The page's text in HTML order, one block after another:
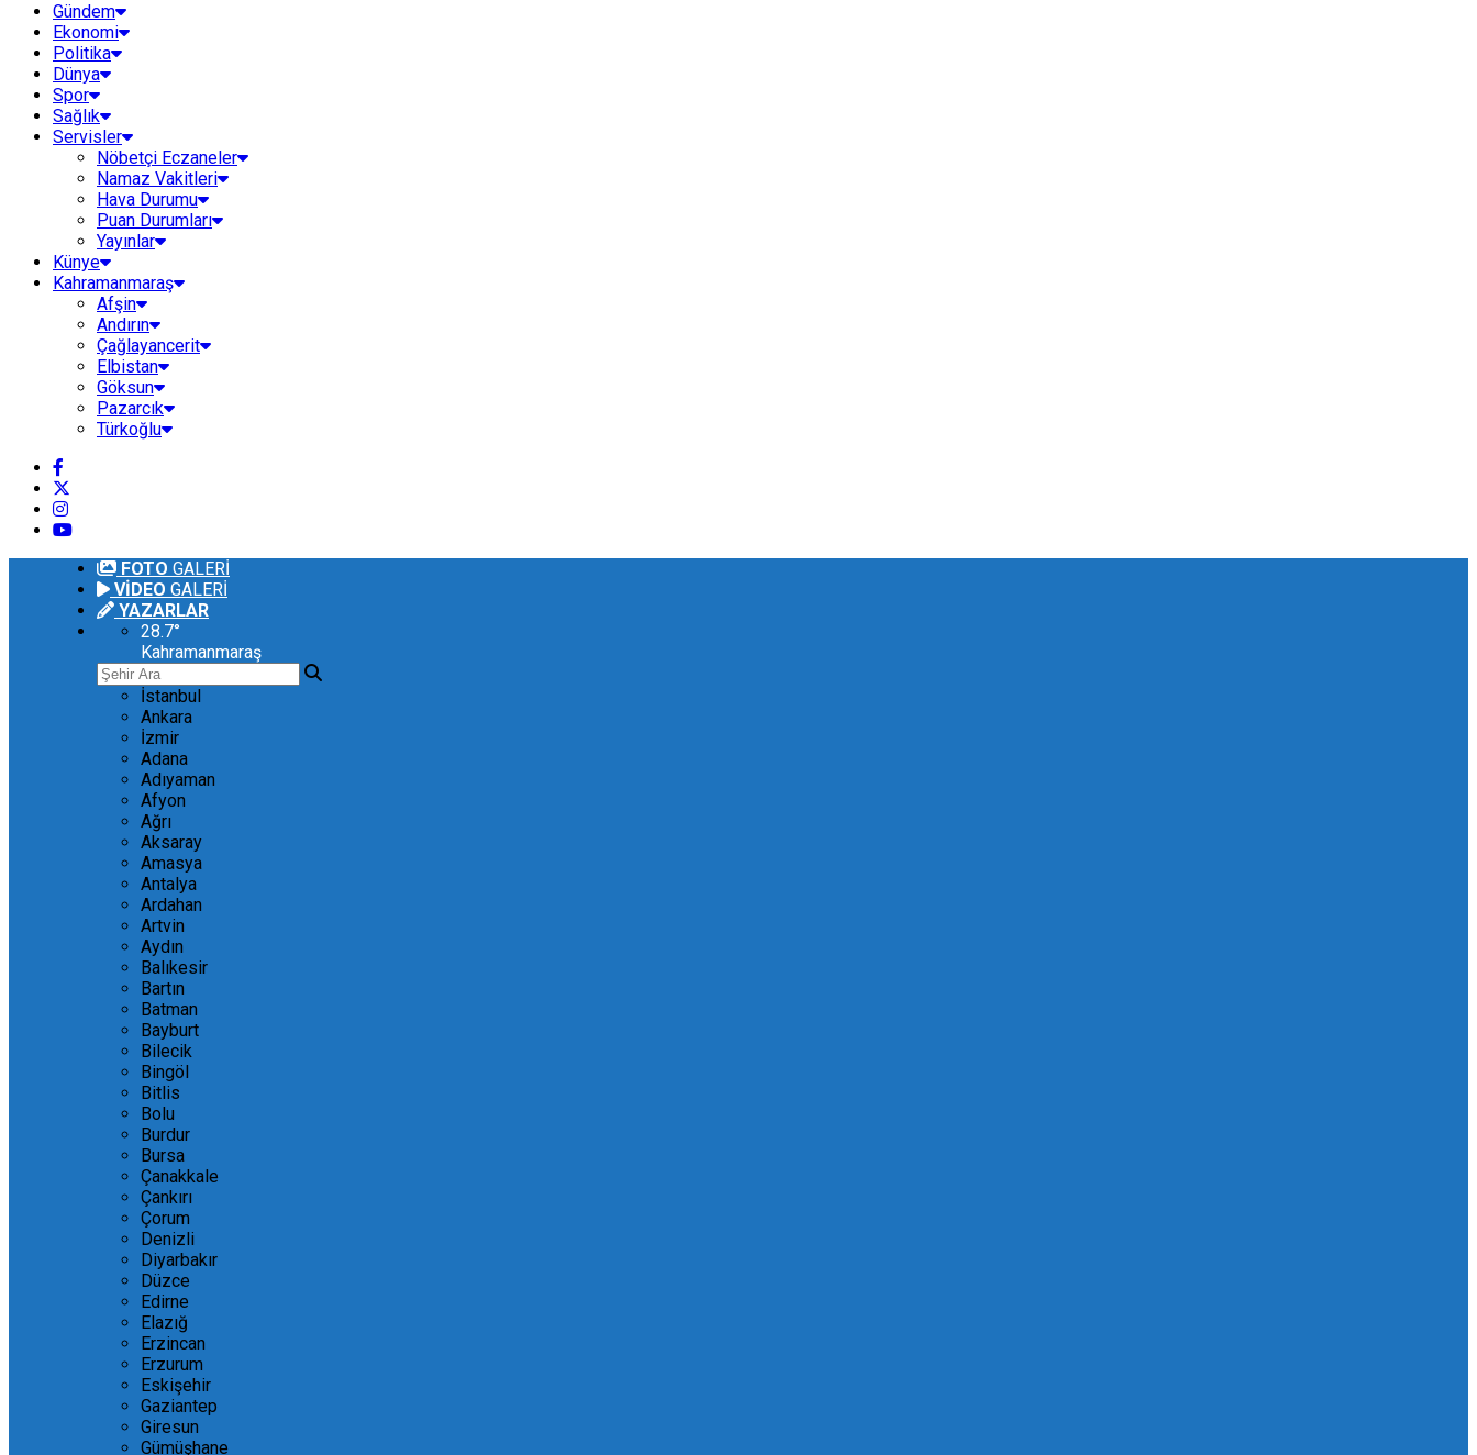
Gündem
Ekonomi
Politika
Dünya
Spor
Sağlık
Servisler
Nöbetçi Eczaneler
Namaz Vakitleri
Hava Durumu
Puan Durumları
Yayınlar
Künye
Kahramanmaraş
Afşin
Andırın
Çağlayancerit
Elbistan
Göksun
Pazarcık
Türkoğlu
FOTO GALERİ
VİDEO GALERİ
YAZARLAR
28.7°
Kahramanmaraş
İstanbul
Ankara
İzmir
Adana
Adıyaman
Afyon
Ağrı
Aksaray
Amasya
Antalya
Ardahan
Artvin
Aydın
Balıkesir
Bartın
Batman
Bayburt
Bilecik
Bingöl
Bitlis
Bolu
Burdur
Bursa
Çanakkale
Çankırı
Çorum
Denizli
Diyarbakır
Düzce
Edirne
Elazığ
Erzincan
Erzurum
Eskişehir
Gaziantep
Giresun
Gümüşhane